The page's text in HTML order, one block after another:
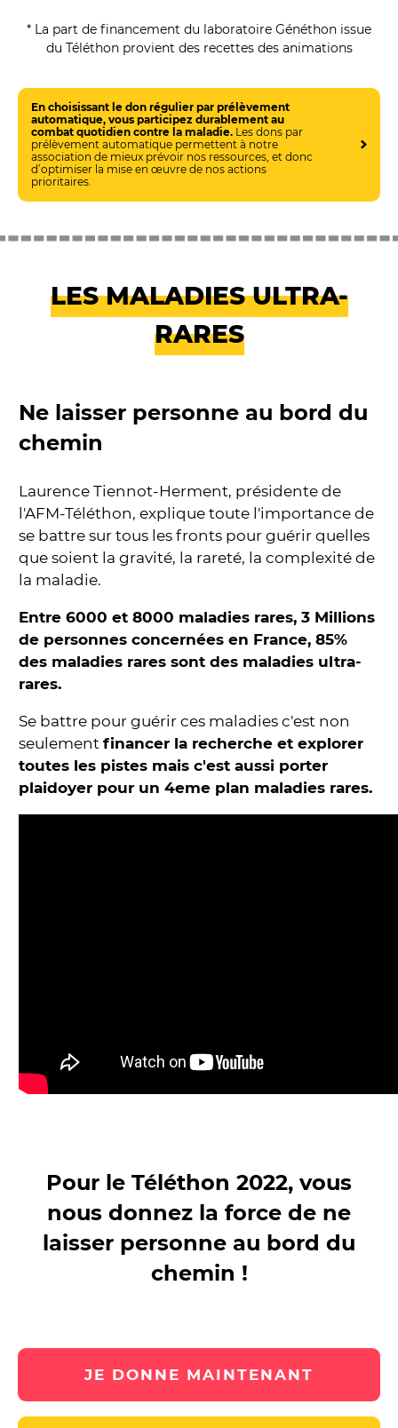
* La part de financement du laboratoire Généthon issue
du Téléthon provient des recettes des animations
En choisissant le don régulier par prélèvement
automatique, vous participez durablement au
combat quotidien contre la maladie. Les dons par
prélèvement automatique permettent à notre
association de mieux prévoir nos ressources, et donc
d’optimiser la mise en œuvre de nos actions
prioritaires.
LES MALADIES ULTRA-
RARES
Ne laisser personne au bord du
chemin
Laurence Tiennot-Herment, présidente de
l'AFM-Téléthon, explique toute l'importance de
se battre sur tous les fronts pour guérir quelles
que soient la gravité, la rareté, la complexité de
la maladie.
Entre 6000 et 8000 maladies rares, 3 Millions
de personnes concernées en France, 85%
des maladies rares sont des maladies ultra-
rares.
Se battre pour guérir ces maladies c'est non
seulement financer la recherche et explorer
toutes les pistes mais c'est aussi porter
plaidoyer pour un 4eme plan maladies rares.
Pour le Téléthon 2022, vous
nous donnez la force de ne
laisser personne au bord du
chemin !
JE DONNE MAINTENANT